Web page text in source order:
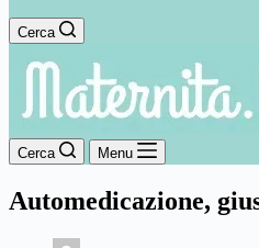
Cerca
Cerca Menu
Automedicazione,